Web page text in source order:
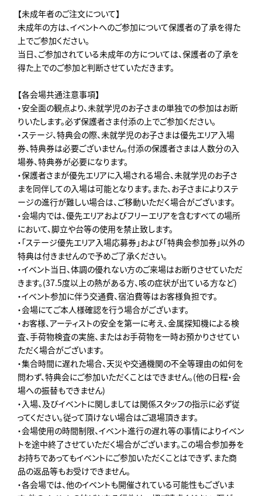
【未成年者のご注文について】
未成年の方は、イベントへのご参加について保護者の了承を得た
上でご参加ください。
当日、ご参加されている未成年の方については、保護者の了承を
得た上でのご参加と判断させていただきます。
【各会場共通注意事項】
・安全面の観点より、未就学児のお子さまの単独での参加はお断
りいたします。必ず保護者さま付添の上でご参加ください。
・ステージ、特典会の際、未就学児のお子さまは優先エリア入場
券、特典券は必要ございません。付添の保護者さまは人数分の入
場券、特典券が必要になります。
・保護者さまが優先エリアに入場される場合、未就学児のお子さ
まを同伴しての入場は可能となります。また、お子さまによりステ
ージの進行が難しい場合は、ご移動いただく場合がございます。
・会場内では、優先エリアおよびフリーエリアを含むすべての場所
において、脚立や台等の使用を禁止致します。
・「ステージ優先エリア入場応募券」および「特典会参加券」以外の
特典は付きませんので予めご了承ください。
・イベント当日、体調の優れない方のご来場はお断りさせていただ
きます。(37.5度以上の熱がある方、咳の症状が出ている方など)
・イベント参加に伴う交通費、宿泊費等はお客様負担です。
・会場にてご本人様確認を行う場合がございます。
・お客様、アーティストの安全を第一に考え、金属探知機による検
査、手荷物検査の実施、またはお手荷物を一時お預かりさせてい
ただく場合がございます。
・集合時間に遅れた場合、天災や交通機関の不全等理由の如何を
問わず、特典会にご参加いただくことはできません。(他の日程・会
場への振替もできません)
・入場、及びイベントに関しましては関係スタッフの指示に必ず従
ってください。従って頂けない場合はご退場頂きます。
・会場使用の時間制限、イベント進行の遅れ等の事情によりイベン
トを途中終了させていただく場合がございます。この場合参加券を
お持ちであってもイベントにご参加いただくことはできず、また商
品の返品等もお受けできません。
・各会場では、他のイベントも開催されている可能性もございま